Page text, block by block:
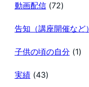
動画配信(72)
告知（講座開催など）
子供の頃の自分 (1)
実績(43)